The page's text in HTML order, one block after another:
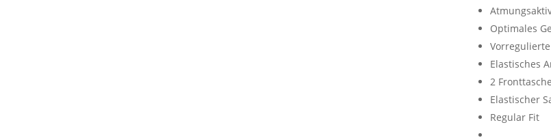
Optimales
Elastisches
2
Elastischer
Regular Fit